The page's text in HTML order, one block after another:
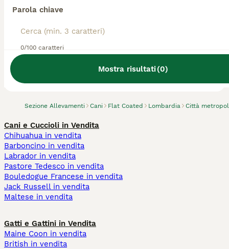
Parola chiave
0/100 caratteri
Mostra risultati(0)
Sezione Allevamenti Cani Flat Coated Lombardia Città
Abbiamo trovato 0 Allevamento di Flat
Coated, Sedriano.
Cani e Cuccioli in Vendita
Chihuahua in vendita
Barboncino in vendita
Labrador in vendita
Pastore Tedesco in vendita
Bouledogue Francese in vendita
Jack Russell in vendita
Maltese in vendita
Gatti e Gattini in Vendita
Maine Coon in vendita
British in vendita